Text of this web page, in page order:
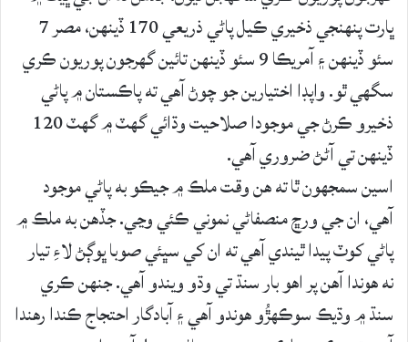
ڀارت پنهنجي ذخيري ڪيل پاڻي ذريعي 170 ڏينهن، مصر 7
سئو ڏينهن ۽ آمريڪا 9 سئو ڏينهن تائين گهرجون پوريون ڪري
سگهي ٿو. واپڊا اختيارين جو چوڻ آهي ته پاڪستان ۾ پاڻي
ذخيرو ڪرڻ جي موجودا صلاحيت وڌائي گهٽ ۾ گهٽ 120
ڏينهن تي آڻڻ ضروري آهي.
اسين سمجهون ٿا ته هن وقت ملڪ ۾ جيڪو به پاڻي موجود
آهي، ان جي ورڇ منصفاڻي نموني ڪئي وڃي. جڏهن به ملڪ ۾
پاڻي کوٽ پيدا ٿيندي آهي ته ان کي سڀئي صوبا ڀوڳڻ لاءِ تيار
نه هوندا آهن پر اهو بار سنڌ تي وڌو ويندو آهي. جنهن ڪري
سنڌ ۾ وڌيڪ سوڪهڙُو هوندو آهي ۽ آبادگار احتجاج ڪندا رهندا